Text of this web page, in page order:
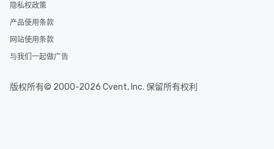
隐私权政策
产品使用条款
网站使用条款
与我们一起做广告
版权所有© 2000-2026 Cvent, Inc. 保留所有权利